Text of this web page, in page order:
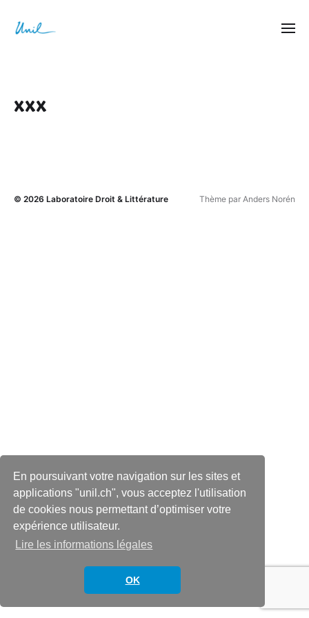
En poursuivant votre navigation sur les sites et
applications "unil.ch", vous acceptez l'utilisation
de cookies nous permettant d’optimiser votre
expérience utilisateur.
Lire les informations légales
OK
xxx
© 2026 Laboratoire Droit & Littérature Thème par Anders Norén